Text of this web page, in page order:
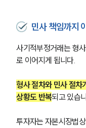
민사 책임까지
사기적부정거래는 형
로 이어지게 됩니다.
형사 절차와 민사 절차
상황도 반복되고 있습
투자자는 자본시장법